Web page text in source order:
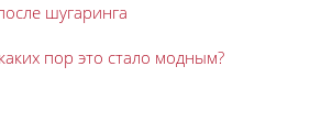
шугаринга
пор это стало модным?